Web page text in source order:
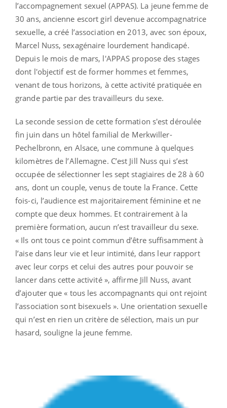
l’accompagnement sexuel (APPAS). La jeune femme de
30 ans, ancienne escort girl devenue accompagnatrice
sexuelle, a créé l’association en 2013, avec son époux,
Marcel Nuss, sexagénaire lourdement handicapé.
Depuis le mois de mars, l'APPAS propose des stages
dont l'objectif est de former hommes et femmes,
venant de tous horizons, à cette activité pratiquée en
grande partie par des travailleurs du sexe.
La seconde session de cette formation s'est déroulée
fin juin dans un hôtel familial de Merkwiller-
Pechelbronn, en Alsace, une commune à quelques
kilomètres de l’Allemagne. C’est Jill Nuss qui s’est
occupée de sélectionner les sept stagiaires de 28 à 60
ans, dont un couple, venus de toute la France. Cette
fois-ci, l’audience est majoritairement féminine et ne
compte que deux hommes. Et contrairement à la
première formation, aucun n’est travailleur du sexe.
« Ils ont tous ce point commun d’être suffisamment à
l’aise dans leur vie et leur intimité, dans leur rapport
avec leur corps et celui des autres pour pouvoir se
lancer dans cette activité », affirme Jill Nuss, avant
d’ajouter que « tous les accompagnants qui ont rejoint
l’association sont bisexuels ». Une orientation sexuelle
qui n’est en rien un critère de sélection, mais un pur
hasard, souligne la jeune femme.